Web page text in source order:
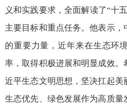
义和实践要求，全面解读了“十
主要目标和重点任务。他表示
的重要力量，近年来在生态环
率，取得积极进展和明显成效。
近平生态文明思想，坚决扛起
生态优先、绿色发展作为高质量